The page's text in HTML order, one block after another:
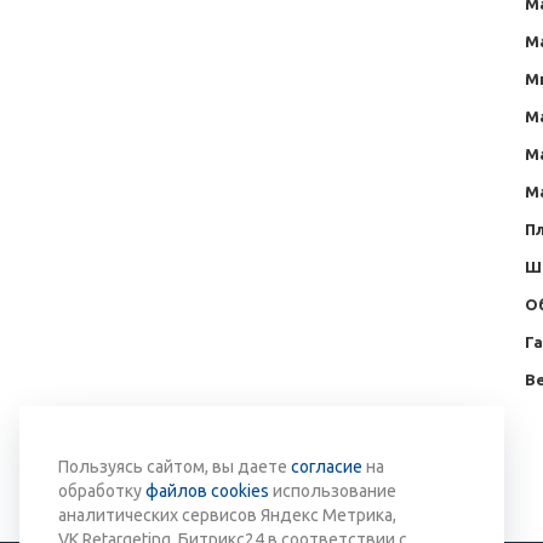
Вернуться к списку
Пользуясь сайтом, вы даете согласие на
обработкуфайлов cookies использование
аналитических сервисов Яндекс Метрика,